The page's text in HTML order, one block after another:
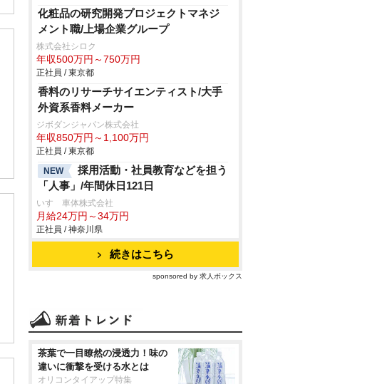
化粧品の研究開発プロジェクトマネジ
メント職/上場企業グループ
株式会社シロク
年収500万円～750万円
正社員 / 東京都
香料のリサーチサイエンティスト/大手
外資系香料メーカー
ジボダンジャパン株式会社
年収850万円～1,100万円
正社員 / 東京都
NEW
採用活動・社員教育などを担う
「人事」/年間休日121日
いすゞ車体株式会社
月給24万円～34万円
正社員 / 神奈川県
続きはこちら
sponsored by 求人ボックス
茶葉で一目瞭然の浸透力！味の
違いに衝撃を受ける水とは
オリコンタイアップ特集